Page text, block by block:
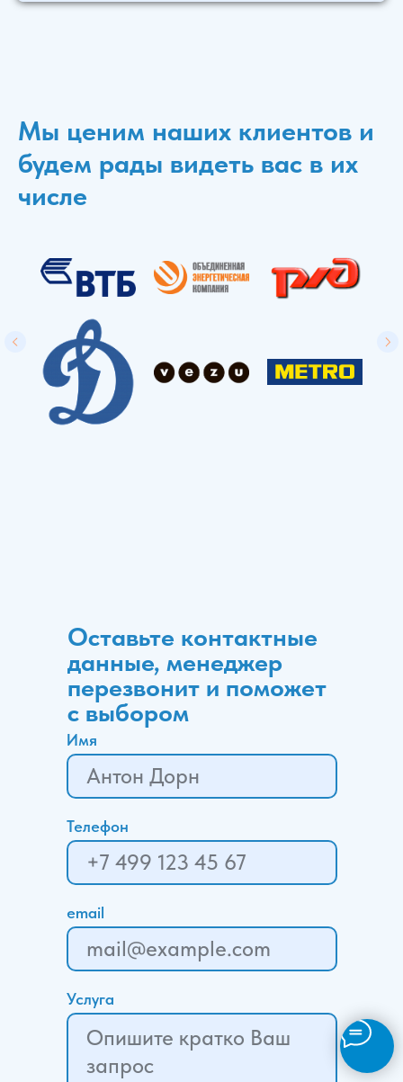
Мы ценим наших клиентов и
будем рады видеть вас в их
числе
Оставьте контактные
данные, менеджер
перезвонит и поможет
с выбором
Имя
Телефон
email
Услуга